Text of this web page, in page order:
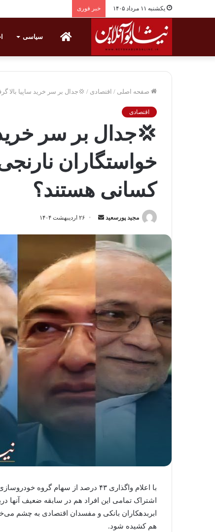
یکشنبه ۱۱ مرداد ۱۴۰۵ خبر فوری
سیاسی
صفحه اصلی / اقتصادی / 💢جدال بر سر خرید ساپیا
اقتصادی
💢جدال بر سر
خواستگاران
کسانی هستند؟
مجید پورسعید
س
ا
ل
ا
ی
م
ل
۲۶ اردیبهشت ۱۴۰۴
با اعلام واگذاری ۴۳ درصد از سهام
اشتراک تمامی این افراد هم در سابقه ضعیف آنها
ابربدهکاران بانکی و مفسدان اقتصادی به چشم
هم کشیده شود.